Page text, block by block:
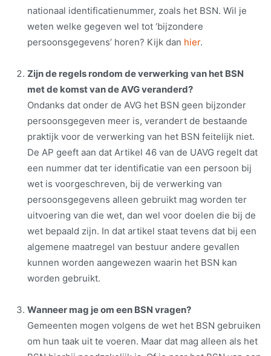
nationaal identificatienummer, zoals het BSN. Wil je
weten welke gegeven wel tot ‘bijzondere
persoonsgegevens’ horen? Kijk dan hier.
Zijn de regels rondom de verwerking van het BSN
met de komst van de AVG veranderd?
Ondanks dat onder de AVG het BSN geen bijzonder
persoonsgegeven meer is, verandert de bestaande
praktijk voor de verwerking van het BSN feitelijk niet.
De AP geeft aan dat Artikel 46 van de UAVG regelt dat
een nummer dat ter identificatie van een persoon bij
wet is voorgeschreven, bij de verwerking van
persoonsgegevens alleen gebruikt mag worden ter
uitvoering van die wet, dan wel voor doelen die bij de
wet bepaald zijn. In dat artikel staat tevens dat bij een
algemene maatregel van bestuur andere gevallen
kunnen worden aangewezen waarin het BSN kan
worden gebruikt.
Wanneer mag je om een BSN vragen?
Gemeenten mogen volgens de wet het BSN gebruiken
om hun taak uit te voeren. Maar dat mag alleen als het